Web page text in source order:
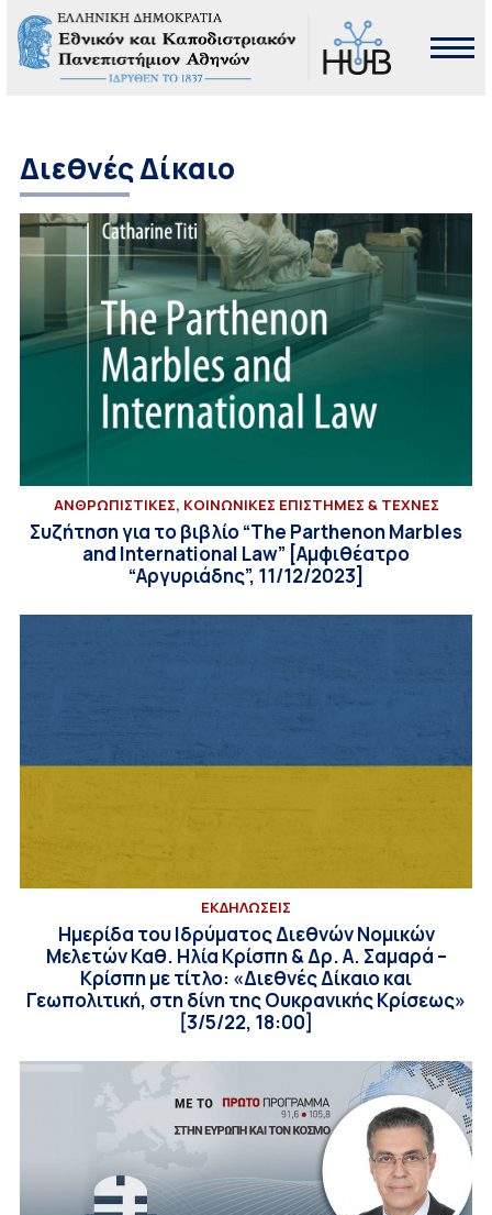
Διεθνές Δίκαιο
ΑΝΘΡΩΠΙΣΤΙΚΕΣ, ΚΟΙΝΩΝΙΚΕΣ ΕΠΙΣΤΗΜΕΣ & ΤΕΧΝΕΣ
Συζήτηση για το βιβλίο “The Parthenon Marbles
and International Law” [Αμφιθέατρο
“Αργυριάδης”, 11/12/2023]
ΕΚΔΗΛΩΣΕΙΣ
Ημερίδα του Ιδρύματος Διεθνών Νομικών
Μελετών Καθ. Ηλία Κρίσπη & Δρ. Α. Σαμαρά –
Κρίσπη με τίτλο: «Διεθνές Δίκαιο και
Γεωπολιτική, στη δίνη της Ουκρανικής Κρίσεως»
[3/5/22, 18:00]